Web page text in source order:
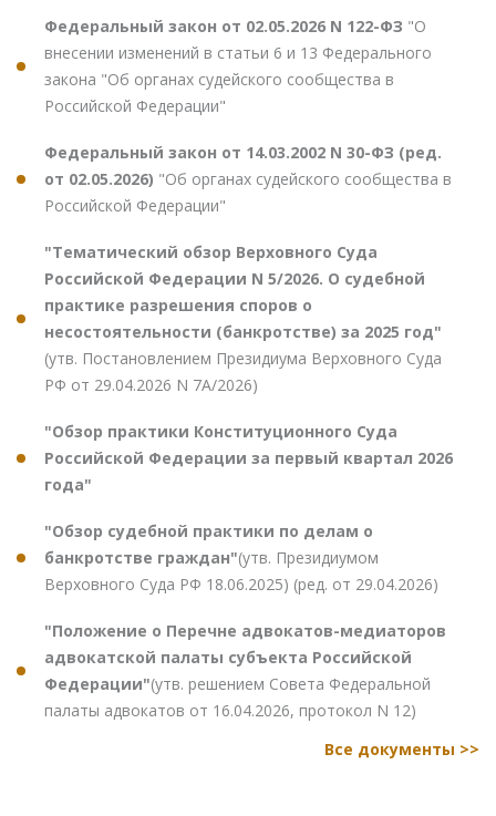
Федеральный закон от 02.05.2026 N 122-ФЗ "О
внесении изменений в статьи 6 и 13 Федерального
закона "Об органах судейского сообщества в
Российской Федерации"
Федеральный закон от 14.03.2002 N 30-ФЗ (ред.
от 02.05.2026) "Об органах судейского сообщества в
Российской Федерации"
"Тематический обзор Верховного Суда
Российской Федерации N 5/2026. О судебной
практике разрешения споров о
несостоятельности (банкротстве) за 2025 год"
(утв. Постановлением Президиума Верховного Суда
РФ от 29.04.2026 N 7А/2026)
"Обзор практики Конституционного Суда
Российской Федерации за первый квартал 2026
года"
"Обзор судебной практики по делам о
банкротстве граждан"(утв. Президиумом
Верховного Суда РФ 18.06.2025) (ред. от 29.04.2026)
"Положение о Перечне адвокатов-медиаторов
адвокатской палаты субъекта Российской
Федерации"(утв. решением Совета Федеральной
палаты адвокатов от 16.04.2026, протокол N 12)
Все документы >>